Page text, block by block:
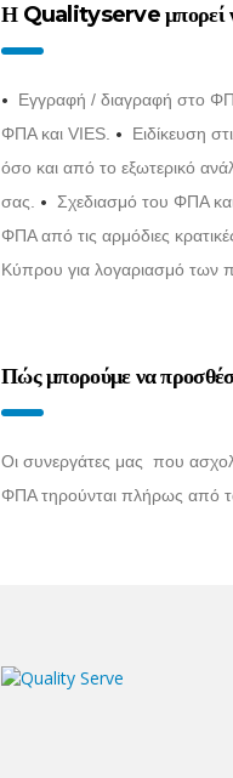
Η Qualityserve μπορεί
• Εγγραφή / διαγραφή στο
ΦΠΑ και VIES. • Ειδίκευση
όσο και από το εξωτερικό
σας. • Σχεδιασμό του ΦΠΑ
ΦΠΑ από τις αρμόδιες
Κύπρου για λογαριασμό των
Πώς μπορούμε να
Οι συνεργάτες μας που
ΦΠΑ τηρούνται πλήρως από